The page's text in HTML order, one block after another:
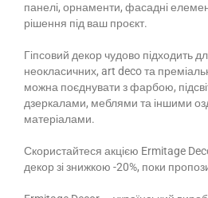
панелі, орнаменти, фасадні
рішення під ваш проєкт.
Гіпсовий декор чудово підходить
неокласичних, art deco та
можна поєднувати з фарбою,
дзеркалами, меблями та іншими
матеріалами.
Скористайтеся акцією Ermitage
декор зі знижкою -20%, поки